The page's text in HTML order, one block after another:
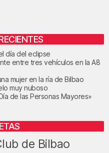
día del eclipse
entre tres vehículos en la A8
mujer en la ría de Bilbao
muy nuboso
de las Personas Mayores»
de Bilbao